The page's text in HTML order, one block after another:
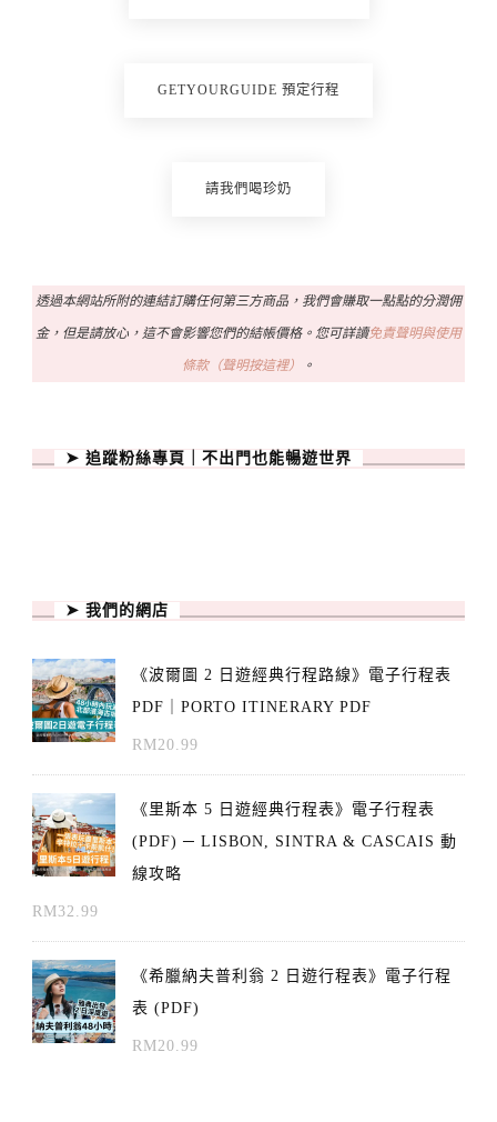
GETYOURGUIDE 預定行程
請我們喝珍奶
透過本網站所附的連結訂購任何第三方商品，我們會賺取一點點的分潤佣
金，但是請放心，這不會影響您們的結帳價格。您可詳讀免責聲明與使用
條款（聲明按這裡） 。
➤ 追蹤粉絲專頁｜不出門也能暢遊世界
➤ 我們的網店
《波爾圖 2 日遊經典行程路線》電子行程表
PDF｜PORTO ITINERARY PDF
RM20.99
《里斯本 5 日遊經典行程表》電子行程表
(PDF) ─ LISBON, SINTRA & CASCAIS 動
線攻略
RM32.99
《希臘納夫普利翁 2 日遊行程表》電子行程
表 (PDF)
RM20.99